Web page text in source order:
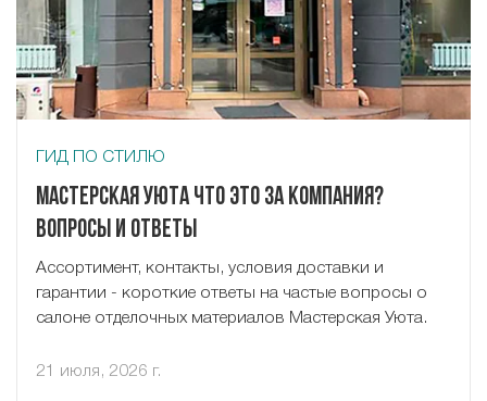
ГИД ПО СТИЛЮ
Мастерская Уюта что это за компания?
Вопросы и ответы
Ассортимент, контакты, условия доставки и
гарантии - короткие ответы на частые вопросы о
салоне отделочных материалов Мастерская Уюта.
21 июля, 2026 г.